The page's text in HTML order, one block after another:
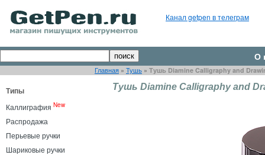
Канал getpen в телеграм
О
Главная » Тушь » Тушь Diamine Calligraphy and
Типы
Каллиграфия New
Распродажа
Перьевые ручки
Шариковые ручки
Тушь Diamine Calligraphy and